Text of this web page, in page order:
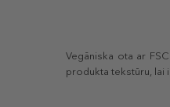
Vegāniska ota ar
produkta tekstūru, lai